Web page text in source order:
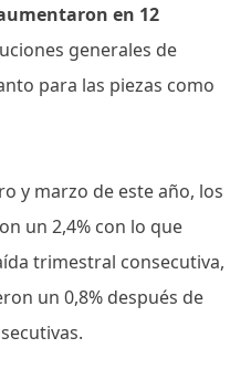
en 12
generales de
para las piezas como
y marzo de este año, los
un 2,4% con lo que
trimestral consecutiva,
un 0,8% después de